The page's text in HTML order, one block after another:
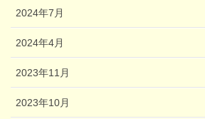
2024年7月
2024年4月
2023年11月
2023年10月